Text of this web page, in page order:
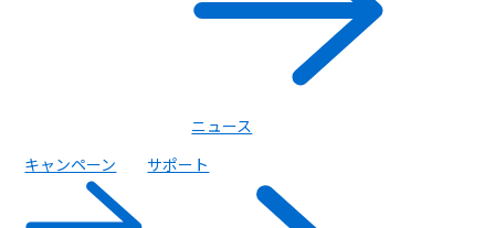
ニュース
キャンペーン
サポート